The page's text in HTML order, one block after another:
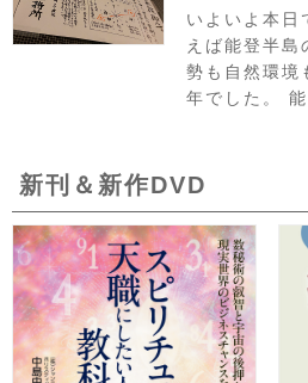
いよいよ本
えば能登半島
勢も自然環境
年でした。
新刊＆新作DVD